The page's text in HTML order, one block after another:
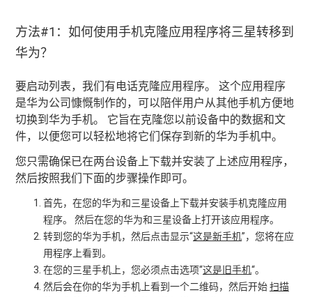
方法#1：如何使用手机克隆应用程序将三星转移到
华为？
要启动列表，我们有电话克隆应用程序。 这个应用程序
是华为公司慷慨制作的，可以陪伴用户从其他手机方便地
切换到华为手机。 它旨在克隆您以前设备中的数据和文
件，以便您可以轻松地将它们保存到新的华为手机中。
您只需确保已在两台设备上下载并安装了上述应用程序，
然后按照我们下面的步骤操作即可。
首先，在您的华为和三星设备上下载并安装手机克隆应用
程序。 然后在您的华为和三星设备上打开该应用程序。
转到您的华为手机，然后点击显示“这是新手机”，您将在应
用程序上看到。
在您的三星手机上，您必须点击选项“这是旧手机“。
然后会在你的华为手机上看到一个二维码，然后开始扫描